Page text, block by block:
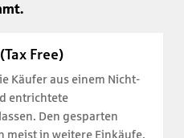
Free)
Käufer aus einem Nicht-
entrichtete
Den gesparten
meist in weitere Einkäufe.